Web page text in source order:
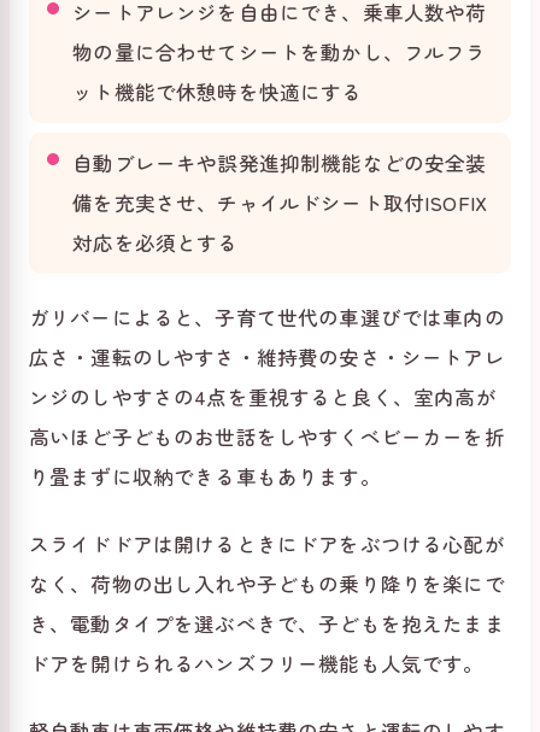
シートアレンジを自由にでき、乗車人数や荷
物の量に合わせてシートを動かし、フルフラ
ット機能で休憩時を快適にする
自動ブレーキや誤発進抑制機能などの安全装
備を充実させ、チャイルドシート取付ISOFIX
対応を必須とする
ガリバーによると、子育て世代の車選びでは車内の
広さ・運転のしやすさ・維持費の安さ・シートアレ
ンジのしやすさの4点を重視すると良く、室内高が
高いほど子どものお世話をしやすくベビーカーを折
り畳まずに収納できる車もあります。
スライドドアは開けるときにドアをぶつける心配が
なく、荷物の出し入れや子どもの乗り降りを楽にで
き、電動タイプを選ぶべきで、子どもを抱えたまま
ドアを開けられるハンズフリー機能も人気です。